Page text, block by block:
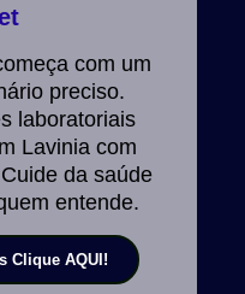
com um
preciso.
laboratoriais
Lavinia com
da saúde
entende.
Clique AQUI!